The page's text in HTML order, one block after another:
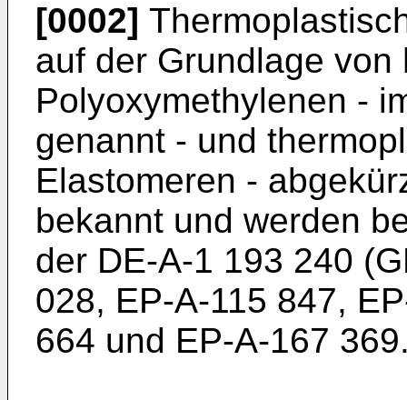
[0002]
auf der Grundlage von
Polyoxymethylenen -
genannt - und
Elastomeren -
bekannt und werden
der DE-A-1 193 240
028, EP-A-115 847,
664 und EP-A-167